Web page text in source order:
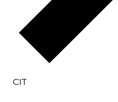
CIT